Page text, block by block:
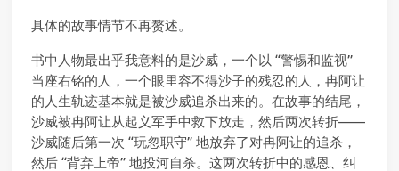
具体的故事情节不再赘述。
书中人物最出乎我意料的是沙威，一个以 “警惕和监视”
当座右铭的人，一个眼里容不得沙子的残忍的人，冉阿让
的人生轨迹基本就是被沙威追杀出来的。在故事的结尾，
沙威被冉阿让从起义军手中救下放走，然后两次转折——
沙威随后第一次 “玩忽职守” 地放弃了对冉阿让的追杀，
然后 “背弃上帝” 地投河自杀。这两次转折中的感恩、纠